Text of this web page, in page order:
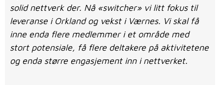
solid nettverk der. Nå «switcher» vi litt fokus til
leveranse i Orkland og vekst i Værnes. Vi skal få
inne enda flere medlemmer i et område med
stort potensiale, få flere deltakere på aktivitetene
og enda større engasjement inn i nettverket.